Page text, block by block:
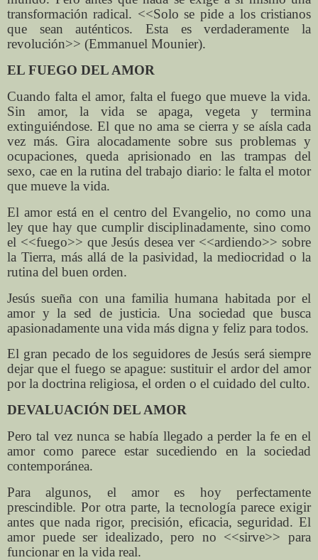
transformación radical. <<Solo se pide a los cristianos
que sean auténticos. Esta es verdaderamente la
revolución>> (Emmanuel Mounier).
EL FUEGO DEL AMOR
Cuando falta el amor, falta el fuego que mueve la vida.
Sin amor, la vida se apaga, vegeta y termina
extinguiéndose. El que no ama se cierra y se aísla cada
vez más. Gira alocadamente sobre sus problemas y
ocupaciones, queda aprisionado en las trampas del
sexo, cae en la rutina del trabajo diario: le falta el motor
que mueve la vida.
El amor está en el centro del Evangelio, no como una
ley que hay que cumplir disciplinadamente, sino como
el <<fuego>> que Jesús desea ver <<ardiendo>> sobre
la Tierra, más allá de la pasividad, la mediocridad o la
rutina del buen orden.
Jesús sueña con una familia humana habitada por el
amor y la sed de justicia. Una sociedad que busca
apasionadamente una vida más digna y feliz para todos.
El gran pecado de los seguidores de Jesús será siempre
dejar que el fuego se apague: sustituir el ardor del amor
por la doctrina religiosa, el orden o el cuidado del culto.
DEVALUACIÓN DEL AMOR
Pero tal vez nunca se había llegado a perder la fe en el
amor como parece estar sucediendo en la sociedad
contemporánea.
Para algunos, el amor es hoy perfectamente
prescindible. Por otra parte, la tecnología parece exigir
antes que nada rigor, precisión, eficacia, seguridad. El
amor puede ser idealizado, pero no <<sirve>> para
funcionar en la vida real.